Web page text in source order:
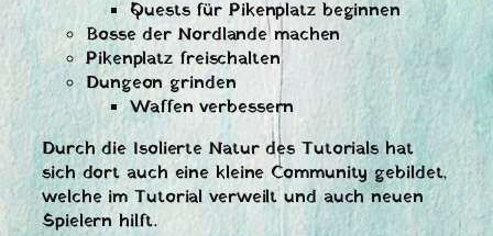
Quests für Pikenplatz beginnen
Bosse der Nordlande machen
Pikenplatz freischalten
Dungeon grinden
Waffen verbessern
Durch die Isolierte Natur des Tutorials hat
sich dort auch eine kleine Community gebildet,
welche im Tutorial verweilt und auch neuen
Spielern hilft.